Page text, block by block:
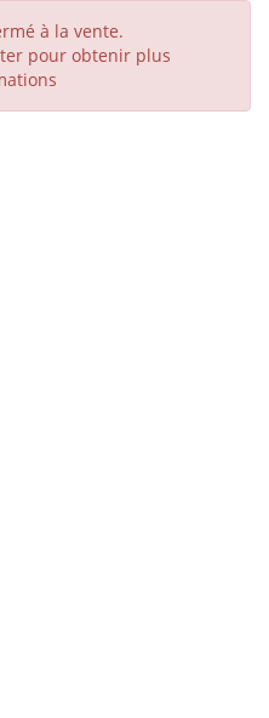
à la vente.
pour obtenir plus